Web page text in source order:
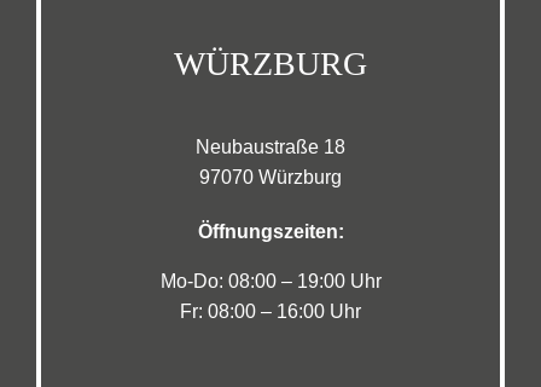
WÜRZBURG
Neubaustraße 18
97070 Würzburg
Öffnungszeiten:
Mo-Do: 08:00 – 19:00 Uhr
Fr: 08:00 – 16:00 Uhr